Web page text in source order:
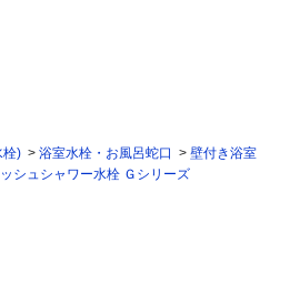
栓) 浴室水栓・お風呂蛇口
壁付き浴室
シュシャワー水栓 Ｇシリーズ